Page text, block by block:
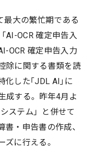
最⼤の繁忙期である
AI-OCR 確定申告⼊
OCR 確定申告⼊⼒
除に関する書類を読
化した｢JDL AI｣に
成する。昨年4月よ
ステム」と併せて
・申告書の作成、
に行える。